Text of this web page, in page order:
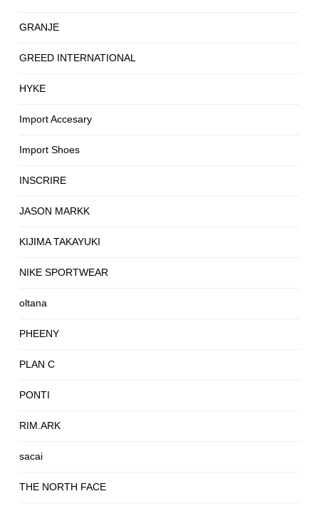
GRANJE
GREED INTERNATIONAL
HYKE
Import Accesary
Import Shoes
INSCRIRE
JASON MARKK
KIJIMA TAKAYUKI
NIKE SPORTWEAR
oltana
PHEENY
PLAN C
PONTI
RIM.ARK
sacai
THE NORTH FACE